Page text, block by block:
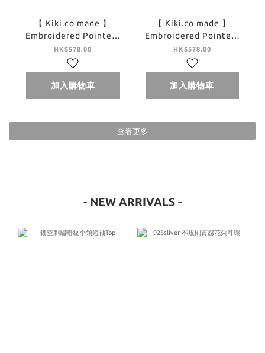
【 Kiki.co made 】
Embroidered Pointed-
Collar Midi Dress -
Ivory
HK$578.00
加入購物車
【 Kiki.co made 】
Embroidered Pointed-
Collar Midi Dress -
Brown
HK$578.00
加入購物車
查看更多
- NEW ARRIVALS -